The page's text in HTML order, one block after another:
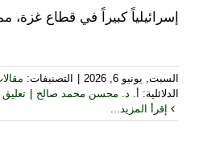
إسرائيلياً كبيراً في قطاع غزة،
السبت, يونيو 6, 2026 التصنيفات:
الدلائلية: أ. د. محسن محمد صالح
تعليق 0
إقرأ المزيد...